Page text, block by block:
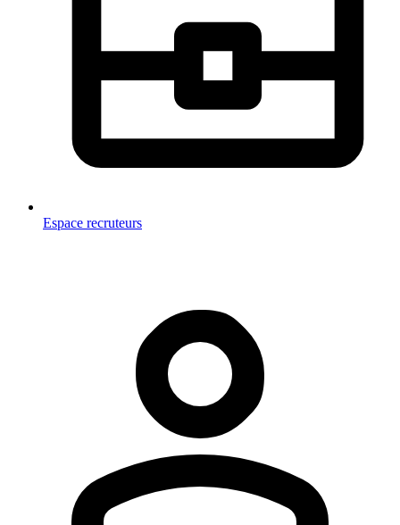
Espace recruteurs